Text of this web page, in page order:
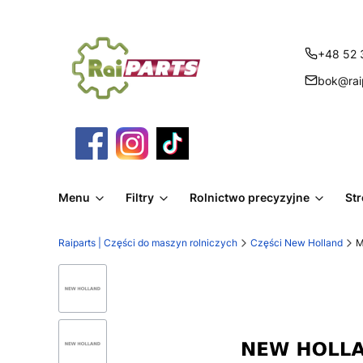
+48 52
Menu Filtry Rolnictwo precyzyjne
Raiparts | Części do maszyn rolniczych Części New Holland